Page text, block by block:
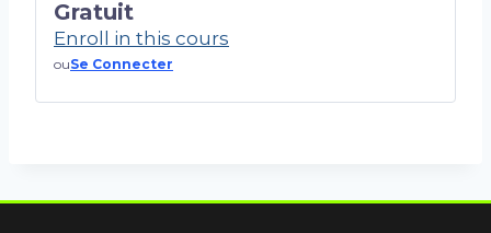
Gratuit
Enroll in this cours
ouSe Connecter